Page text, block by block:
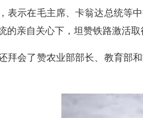
表示在毛主席、卡翁达总统等
的亲自关心下，坦赞铁路激活
拜会了赞农业部部长、教育部